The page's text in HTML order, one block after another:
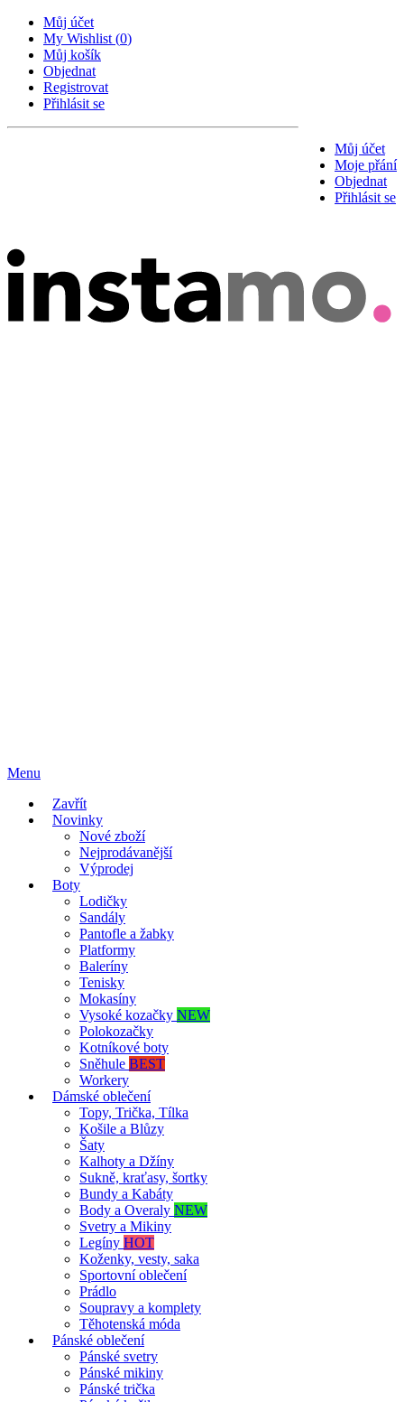
Můj účet
My Wishlist (0)
Můj košík
Objednat
Registrovat
Přihlásit se
Můj účet
Moje přání
Objednat
Přihlásit se
Menu
Zavřít
Novinky
Nové zboží
Nejprodávanější
Výprodej
Boty
Lodičky
Sandály
Pantofle a žabky
Platformy
Baleríny
Tenisky
Mokasíny
Vysoké kozačky NEW
Polokozačky
Kotníkové boty
Sněhule BEST
Workery
Dámské oblečení
Topy, Trička, Tílka
Košile a Blůzy
Šaty
Kalhoty a Džíny
Sukně, kraťasy, šortky
Bundy a Kabáty
Body a Overaly NEW
Svetry a Mikiny
Legíny HOT
Koženky, vesty, saka
Sportovní oblečení
Prádlo
Soupravy a komplety
Těhotenská móda
Pánské oblečení
Pánské svetry
Pánské mikiny
Pánské trička